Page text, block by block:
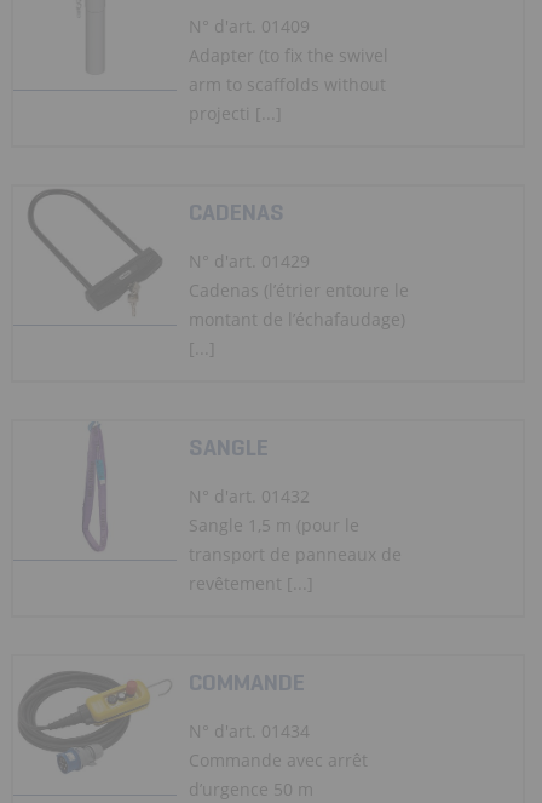
N° d'art. 01409
Adapter (to fix the swivel
arm to scaffolds without
projecti [...]
CADENAS
N° d'art. 01429
Cadenas (l’étrier entoure le
montant de l’échafaudage)
[...]
SANGLE
N° d'art. 01432
Sangle 1,5 m (pour le
transport de panneaux de
revêtement [...]
COMMANDE
N° d'art. 01434
Commande avec arrêt
d’urgence 50 m